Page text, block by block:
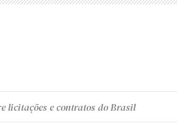
licitações e contratos do Brasil